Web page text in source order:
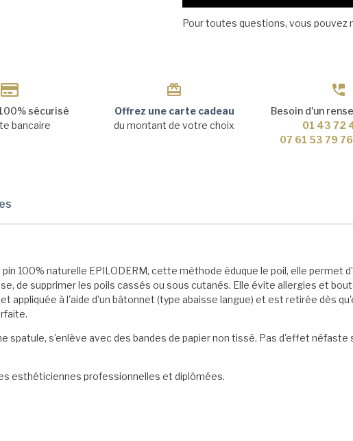
Pour toutes questions, vous pouvez
sécurisé
bancaire
Offrez une carte cadeau
du montant de votre choix
Besoin d'un
01 43 72
07 61 53 79 76
100% naturelle EPILODERM, cette méthode éduque le poil, elle permet
de supprimer les poils cassés ou sous cutanés. Elle évite allergies et
appliquée à l'aide d'un bâtonnet (type abaisse langue) et est retirée dès
spatule, s'enlève avec des bandes de papier non tissé. Pas d'effet
esthéticiennes professionnelles et diplômées.